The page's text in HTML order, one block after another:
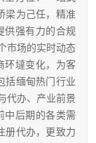
梁为己任，精准
供强有力的合规
市场的实时动态
环墶变化，为客
括缅甸热门行业
代办、产业前景
中后期的各类需
册代办，更致力